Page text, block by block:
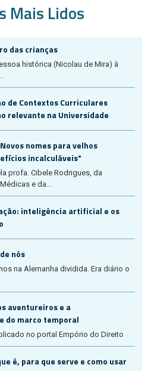
Mais Lidos
das crianças
histórica (Nicolau de Mira) à
de Contextos Curriculares
relevante na Universidade
nomes para velhos
incalculáveis"
profa. Cibele Rodrigues, da
e da...
inteligência artificial e os
nós
na Alemanha dividida. Era diário o
aventureiros e a
do marco temporal
no portal Empório do Direito
é, para que serve e como usar